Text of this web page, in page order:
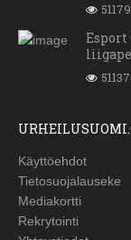
Käyttöehdot
Tietosuojalauseke
Mediakortti
Rekrytointi